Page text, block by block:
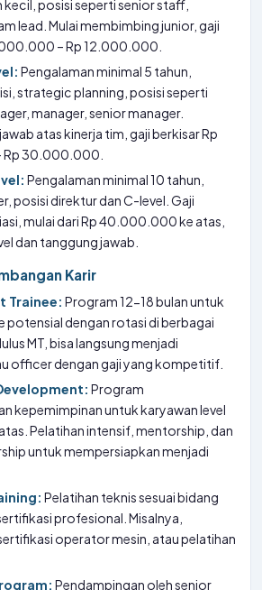
posisi seperti senior staff,
lead. Mulai membimbing junior, gaji
– Rp 12.000.000.
Pengalaman minimal 5 tahun,
strategic planning, posisi seperti
manager, senior manager.
atas kinerja tim, gaji berkisar Rp
30.000.000.
Pengalaman minimal 10 tahun,
posisi direktur dan C-level. Gaji
mulai dari Rp 40.000.000 ke atas,
dan tanggung jawab.
Karir
Trainee: Program 12-18 bulan untuk
potensial dengan rotasi di berbagai
MT, bisa langsung menjadi
officer dengan gaji yang kompetitif.
Program
kepemimpinan untuk karyawan level
Pelatihan intensif, mentorship, dan
untuk mempersiapkan menjadi
Pelatihan teknis sesuai bidang
profesional. Misalnya,
operator mesin, atau pelatihan
Pendampingan oleh senior